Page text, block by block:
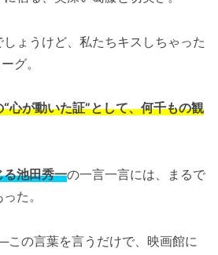
しょうけど、私たちキスしちゃった
グ。
“心が動いた証”として、何千もの観
る池田秀一の一言一言には、まるで
た。
この言葉を言うだけで、映画館に